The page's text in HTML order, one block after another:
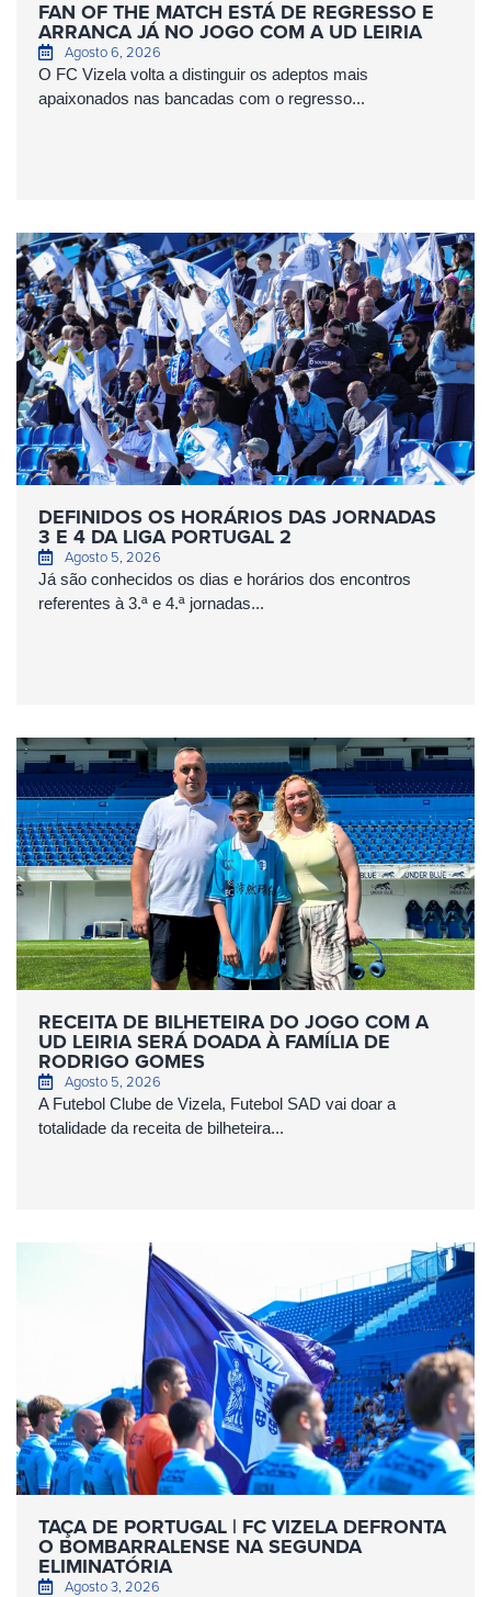
FAN OF THE MATCH ESTÁ DE REGRESSO E
ARRANCA JÁ NO JOGO COM A UD LEIRIA
Agosto 6, 2026
O FC Vizela volta a distinguir os adeptos mais
apaixonados nas bancadas com o regresso...
DEFINIDOS OS HORÁRIOS DAS JORNADAS
3 E 4 DA LIGA PORTUGAL 2
Agosto 5, 2026
Já são conhecidos os dias e horários dos encontros
referentes à 3.ª e 4.ª jornadas...
RECEITA DE BILHETEIRA DO JOGO COM A
UD LEIRIA SERÁ DOADA À FAMÍLIA DE
RODRIGO GOMES
Agosto 5, 2026
A Futebol Clube de Vizela, Futebol SAD vai doar a
totalidade da receita de bilheteira...
TAÇA DE PORTUGAL | FC VIZELA DEFRONTA
O BOMBARRALENSE NA SEGUNDA
ELIMINATÓRIA
Agosto 3, 2026